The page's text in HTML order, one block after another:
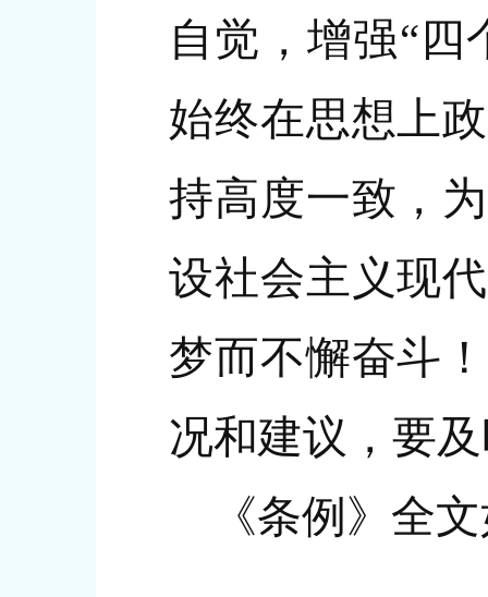
自觉，增强“四
始终在思想上
持高度一致，
设社会主义现
梦而不懈奋斗
况和建议，要
《条例》全